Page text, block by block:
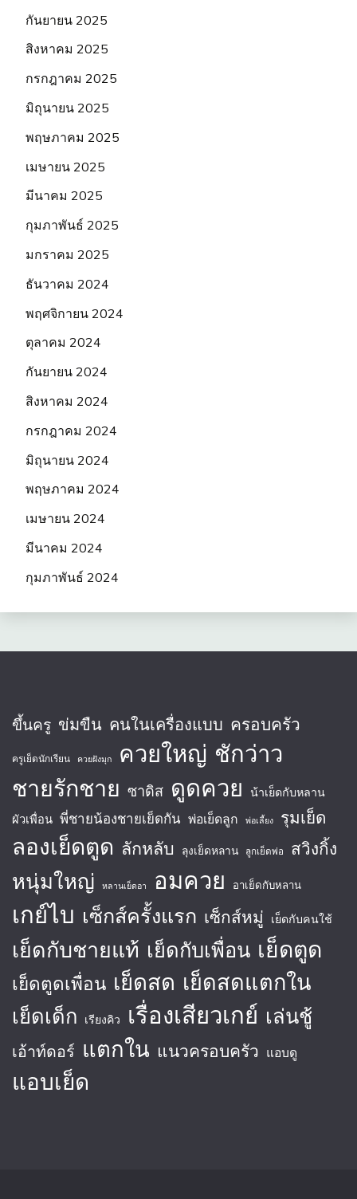
กันยายน 2025
สิงหาคม 2025
กรกฎาคม 2025
มิถุนายน 2025
พฤษภาคม 2025
เมษายน 2025
มีนาคม 2025
กุมภาพันธ์ 2025
มกราคม 2025
ธันวาคม 2024
พฤศจิกายน 2024
ตุลาคม 2024
กันยายน 2024
สิงหาคม 2024
กรกฎาคม 2024
มิถุนายน 2024
พฤษภาคม 2024
เมษายน 2024
มีนาคม 2024
กุมภาพันธ์ 2024
ขึ้นครู ข่มขืน คนในเครื่องแบบ ครอบครัว
ครูเย็ดนักเรียน ควยฝังมุก ควยใหญ่ ชักว่าว
ชายรักชาย ซาดิส ดูดควย น้าเย็ดกับหลาน
ผัวเพื่อน พี่ชายน้องชายเย็ดกัน พ่อเย็ดลูก พ่อเลี้ยง รุมเย็ด
ลองเย็ดตูด ลักหลับ ลุงเย็ดหลาน ลูกเย็ดพ่อ สวิงกิ้ง
หนุ่มใหญ่ หลานเย็ดอา อมควย อาเย็ดกับหลาน
เกย์ไบ เซ็กส์ครั้งแรก เซ็กส์หมู่ เย็ดกับคนใช้
เย็ดกับชายแท้ เย็ดกับเพื่อน เย็ดตูด
เย็ดตูดเพื่อน เย็ดสด เย็ดสดแตกใน
เย็ดเด็ก เรียงคิว เรื่องเสียวเกย์ เล่นชู้
เอ้าท์ดอร์ แตกใน แนวครอบครัว แอบดู
แอบเย็ด